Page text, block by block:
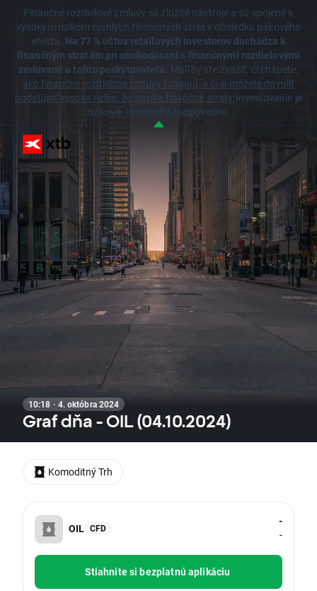
Finančné rozdielové zmluvy sú zložité nástroje a sú spojené s
vysokým rizikom rýchlych finančných strát v dôsledku pákového
efektu. Na 77 % účtov retailových investorov dochádza k
finančným stratám pri obchodovaní s finančnými rozdielovými
zmluvami u tohto poskytovateľa. Mali by ste zvážiť, či chápete,
ako finančné rozdielové zmluvy fungujú, a či si môžete dovoliť
podstúpiť vysoké riziko, že utrpíte finančné straty.Investovanie je
rizikové. Investujte zodpovedne.
10:18 · 4. októbra 2024
Graf dňa - OIL (04.10.2024)
OIL CFD
-
-
Stiahnite si bezplatnú aplikáciu
Komoditný Trh